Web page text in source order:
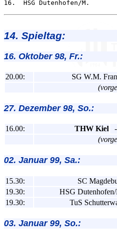
14. Spieltag:
16. Oktober 98, Fr.:
20.00: SG W.M.
27. Dezember 98, So.:
16.00: THW Kiel -
02. Januar 99, Sa.:
15.30: SC
19.30:
HSG
19.30:
TuS
03. Januar 99, So.: